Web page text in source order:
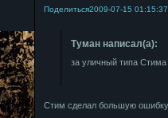
Поделиться2009-07-15 01:15:37
Туман написал(а):
за уличный типа Стима
Стим сделал большую